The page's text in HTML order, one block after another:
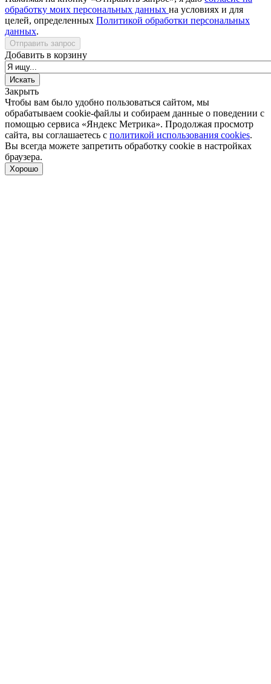
обработку моих персональных данных на условиях и для
целей, определенных Политикой обработки персональных
данных.
Отправить запрос
Добавить в корзину
Закрыть
Чтобы вам было удобно пользоваться сайтом, мы
обрабатываем cookie-файлы и собираем данные о поведении с
помощью сервиса «Яндекс Метрика». Продолжая просмотр
сайта, вы соглашаетесь с политикой использования cookies.
Вы всегда можете запретить обработку cookie в настройках
браузера.
Хорошо